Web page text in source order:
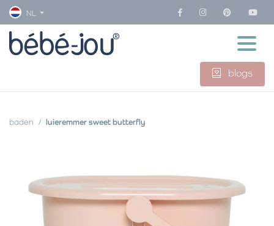
NL
blogs
baden luieremmer sweet butterfly